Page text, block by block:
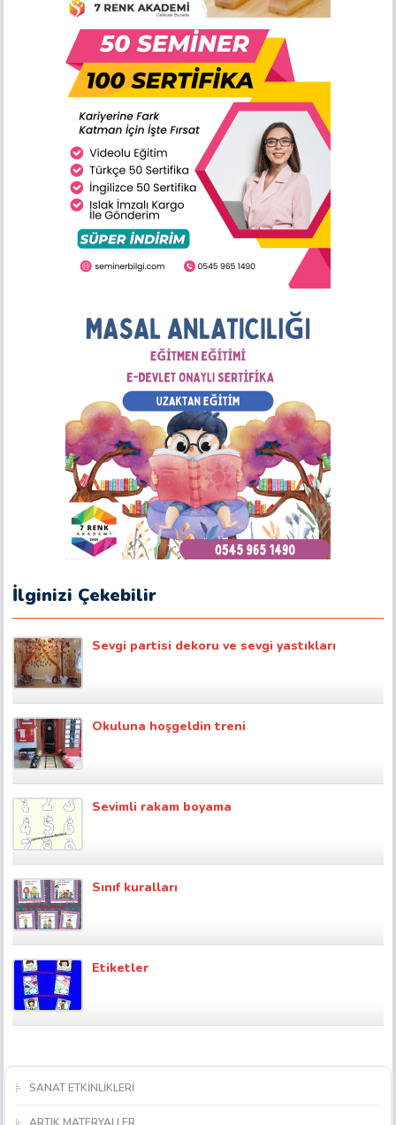
İlginizi Çekebilir
Sevgi partisi dekoru ve sevgi yastıkları
Okuluna hoşgeldin treni
Sevimli rakam boyama
Sınıf kuralları
Etiketler
SANAT ETKİNLİKLERİ